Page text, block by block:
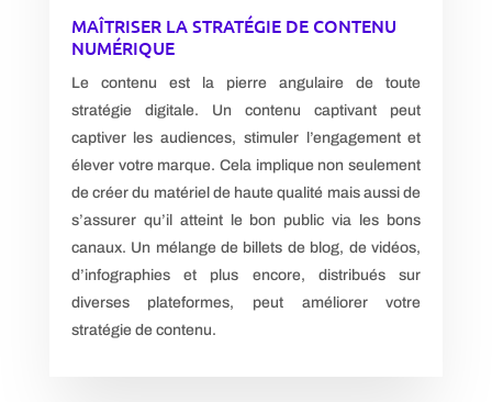
MAÎTRISER LA STRATÉGIE DE CONTENU
NUMÉRIQUE
Le contenu est la pierre angulaire de toute
stratégie digitale. Un contenu captivant peut
captiver les audiences, stimuler l’engagement et
élever votre marque. Cela implique non seulement
de créer du matériel de haute qualité mais aussi de
s’assurer qu’il atteint le bon public via les bons
canaux. Un mélange de billets de blog, de vidéos,
d’infographies et plus encore, distribués sur
diverses plateformes, peut améliorer votre
stratégie de contenu.